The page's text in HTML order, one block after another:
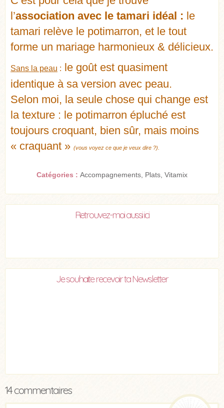
l’association avec le tamari idéal : le
tamari relève le potimarron, et le tout
forme un mariage harmonieux & délicieux.
Sans la peau : le goût est quasiment
identique à sa version avec peau.
Selon moi, la seule chose qui change est
la texture : le potimarron épluché est
toujours croquant, bien sûr, mais moins
« craquant » (vous voyez ce que je veux dire ?).
Catégories : Accompagnements Plats Vitamix
Retrouvez-moi aussi ici
Je souhaite recevoir ta Newsletter
14 commentaires